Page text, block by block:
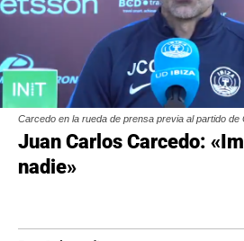
Carcedo en la rueda de prensa previa al partido de
Juan Carlos Carcedo:
nadie»